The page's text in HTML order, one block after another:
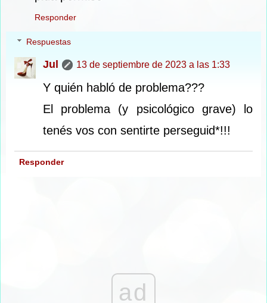
Responder
Respuestas
Jul 13 de septiembre de 2023 a las 1:33
Y quién habló de problema???
El problema (y psicológico grave) lo
tenés vos con sentirte perseguid*!!!
Responder
ad